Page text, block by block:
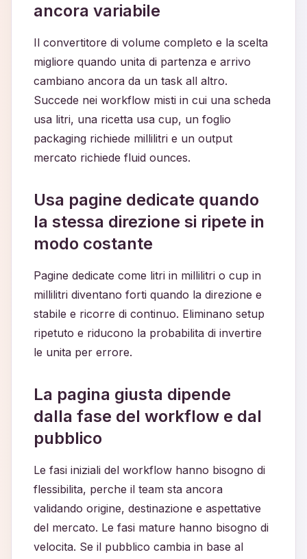
ancora variabile
Il convertitore di volume completo e la scelta
migliore quando unita di partenza e arrivo
cambiano ancora da un task all altro.
Succede nei workflow misti in cui una scheda
usa litri, una ricetta usa cup, un foglio
packaging richiede millilitri e un output
mercato richiede fluid ounces.
Usa pagine dedicate quando
la stessa direzione si ripete in
modo costante
Pagine dedicate come litri in millilitri o cup in
millilitri diventano forti quando la direzione e
stabile e ricorre di continuo. Eliminano setup
ripetuto e riducono la probabilita di invertire
le unita per errore.
La pagina giusta dipende
dalla fase del workflow e dal
pubblico
Le fasi iniziali del workflow hanno bisogno di
flessibilita, perche il team sta ancora
validando origine, destinazione e aspettative
del mercato. Le fasi mature hanno bisogno di
velocita. Se il pubblico cambia in base al